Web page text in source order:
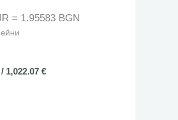
= 1.95583 BGN
1,022.07 €